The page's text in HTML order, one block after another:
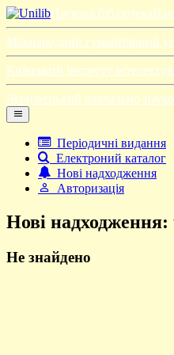
Наукова бібліотека
Міжнародний гуманітарний
Київський інститут
Чернівецький навчально-
Періодичні видання
Електроний каталог
Нові надходження
Авторизація
Нові надходження:
Не знайдено